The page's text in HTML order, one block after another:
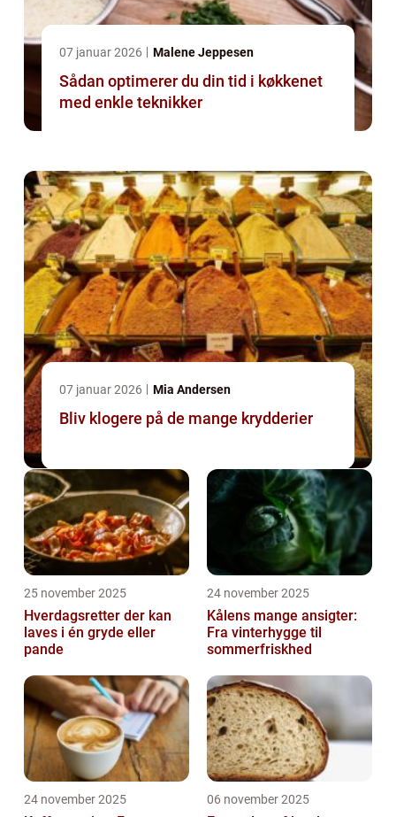
07 januar 2026 Malene Jeppesen
Sådan optimerer du din tid i køkkenet
med enkle teknikker
07 januar 2026 Mia Andersen
Bliv klogere på de mange krydderier
25 november 2025
Hverdagsretter der kan
laves i én gryde eller
pande
24 november 2025
Kålens mange ansigter:
Fra vinterhygge til
sommerfriskhed
24 november 2025 06 november 2025